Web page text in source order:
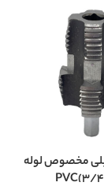
مخصوص لوله
PVC(3/